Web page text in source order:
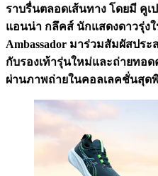
ราบรื่นตลอดเส้นทาง โดยมี คู
แอนน่า กลึคส์ นักแสดงดาวรุ่งใ
Ambassador มาร่วมสัมผัสปร
กับรองเท้ารุ่นใหม่และถ่ายทอ
ผ่านภาพถ่ายในคอลเลคชั่นสุด